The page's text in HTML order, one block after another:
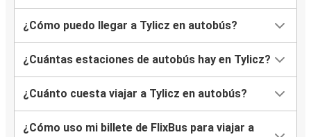
¿Cómo puedo llegar a Tylicz en autobús?
¿Cuántas estaciones de autobús hay en Tylicz?
¿Cuánto cuesta viajar a Tylicz en autobús?
¿Cómo uso mi billete de FlixBus para viajar a